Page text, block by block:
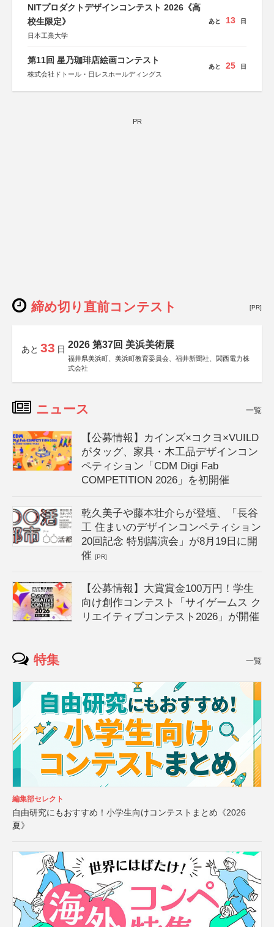
NITプロダクトデザインコンテスト 2026《高
校生限定》
日本工業大学
あと 13 日
第11回 星乃珈琲店絵画コンテスト
株式会社ドトール・日レスホールディングス
あと 25 日
PR
締め切り直前コンテスト [PR]
あと 33 日 2026 第37回 美浜美術展
福井県美浜町、美浜町教育委員会、福井新聞社、関西電力株
式会社
ニュース 一覧
【公募情報】カインズ×コクヨ×VUILD
がタッグ、家具・木工品デザインコン
ペティション「CDM Digi Fab
COMPETITION 2026」を初開催
乾久美子や藤本壮介らが登壇、「長谷
工 住まいのデザインコンペティション
20回記念 特別講演会」が8月19日に開
催[PR]
【公募情報】大賞賞金100万円！学生
向け創作コンテスト「サイゲームス ク
リエイティブコンテスト2026」が開催
特集 一覧
編集部セレクト
自由研究にもおすすめ！小学生向けコンテストまとめ《2026
夏》